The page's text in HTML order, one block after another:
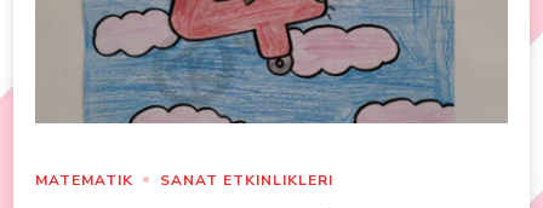
MATEMATIK SANAT ETKINLIKLERI